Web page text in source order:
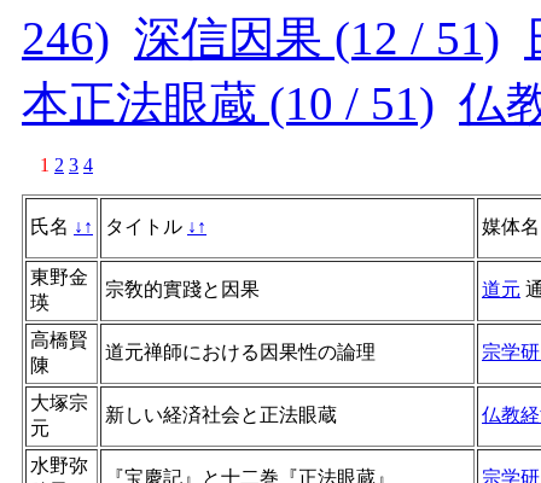
246) 深信因果 (12 / 51)
本正法眼蔵 (10 / 51) 仏
1 2 3 4
氏名 ↓ ↑ タイトル ↓ ↑ 媒体
東野金
瑛
宗敎的實踐と因果 道元
高橋賢
陳
道元禅師における因果性の論理 宗学
大塚宗
元
新しい経済社会と正法眼蔵 仏教
水野弥
『宝慶記』と十二巻『正法眼蔵』 宗学